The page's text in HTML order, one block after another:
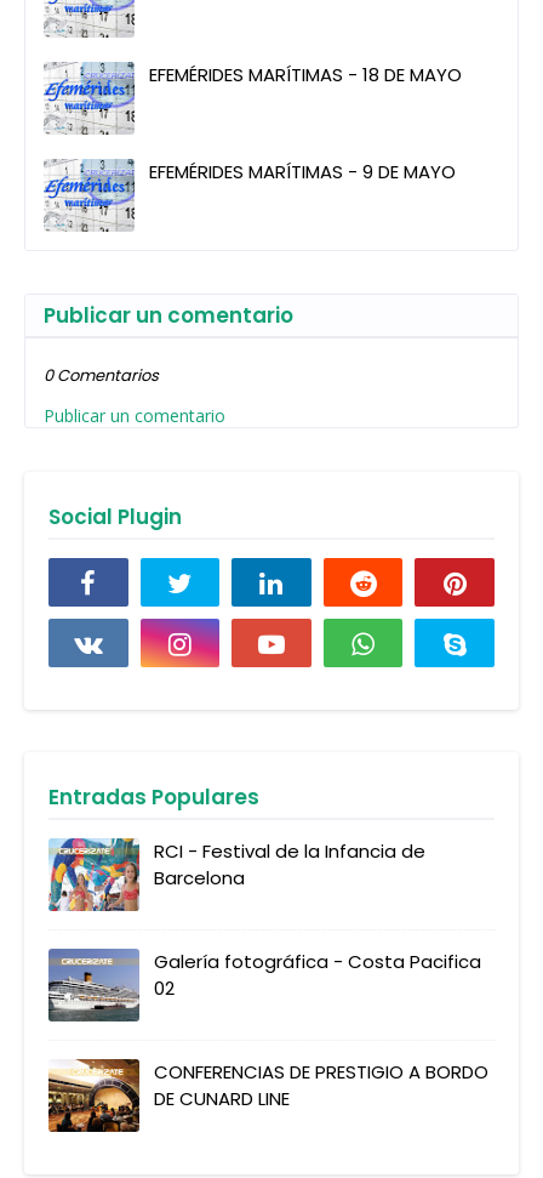
EFEMÉRIDES MARÍTIMAS - 18 DE MAYO
EFEMÉRIDES MARÍTIMAS - 9 DE MAYO
Publicar un comentario
0 Comentarios
Publicar un comentario
Social Plugin
Entradas Populares
RCI - Festival de la Infancia de
Barcelona
Galería fotográfica - Costa Pacifica
02
CONFERENCIAS DE PRESTIGIO A BORDO
DE CUNARD LINE